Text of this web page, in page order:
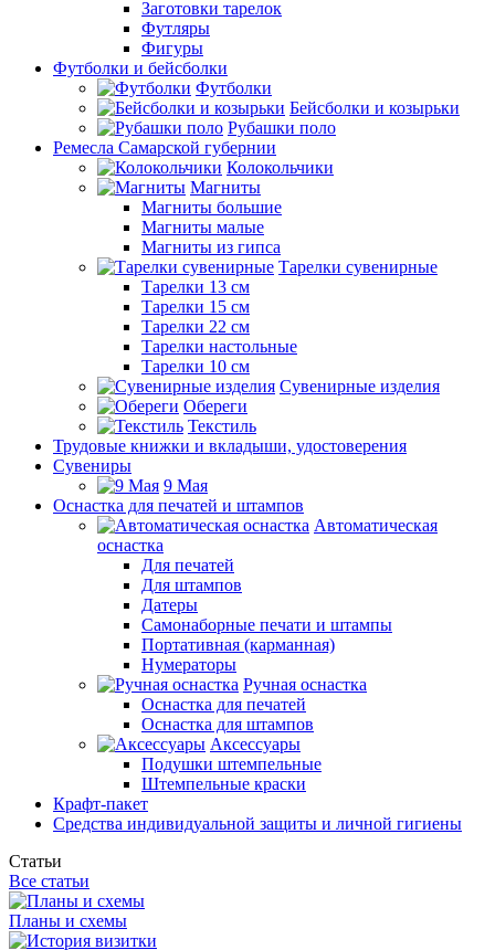
Заготовки тарелок
Футляры
Фигуры
Футболки и бейсболки
Футболки
Бейсболки и козырьки
Рубашки поло
Ремесла Самарской губернии
Колокольчики
Магниты
Магниты большие
Магниты малые
Магниты из гипса
Тарелки сувенирные
Тарелки 13 см
Тарелки 15 см
Тарелки 22 см
Тарелки настольные
Тарелки 10 см
Сувенирные изделия
Обереги
Текстиль
Трудовые книжки и вкладыши, удостоверения
Сувениры
9 Мая
Оснастка для печатей и штампов
Автоматическая
оснастка
Для печатей
Для штампов
Датеры
Самонаборные печати и штампы
Портативная (карманная)
Нумераторы
Ручная оснастка
Оснастка для печатей
Оснастка для штампов
Аксессуары
Подушки штемпельные
Штемпельные краски
Крафт-пакет
Средства индивидуальной защиты и личной гигиены
Статьи
Все статьи
Планы и схемы